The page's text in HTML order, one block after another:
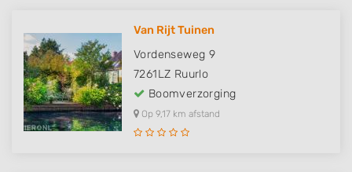
Van Rijt Tuinen
Vordenseweg 9
7261LZ Ruurlo
Boomverzorging
Op 9,17 km afstand